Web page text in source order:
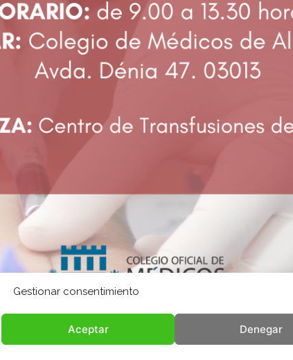
Gestionar consentimiento
Aceptar Denegar